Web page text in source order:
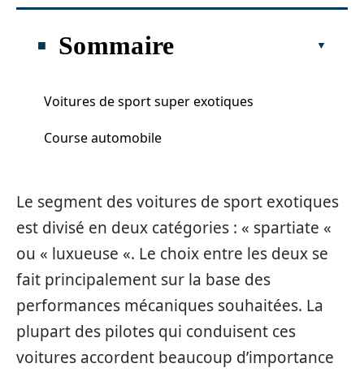
Sommaire
Voitures de sport super exotiques
Course automobile
Le segment des voitures de sport exotiques
est divisé en deux catégories : « spartiate «
ou « luxueuse «. Le choix entre les deux se
fait principalement sur la base des
performances mécaniques souhaitées. La
plupart des pilotes qui conduisent ces
voitures accordent beaucoup d’importance